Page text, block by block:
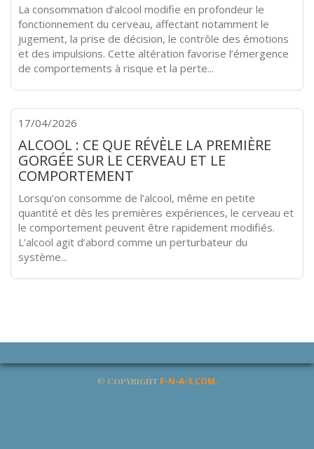
La consommation d’alcool modifie en profondeur le
fonctionnement du cerveau, affectant notamment le
jugement, la prise de décision, le contrôle des émotions
et des impulsions. Cette altération favorise l’émergence
de comportements à risque et la perte...
17/04/2026
ALCOOL : CE QUE RÉVÈLE LA PREMIÈRE
GORGÉE SUR LE CERVEAU ET LE
COMPORTEMENT
Lorsqu’on consomme de l’alcool, même en petite
quantité et dès les premières expériences, le cerveau et
le comportement peuvent être rapidement modifiés.
L’alcool agit d’abord comme un perturbateur du
système...
© COPYRIGHT F-N-A-S.COM.